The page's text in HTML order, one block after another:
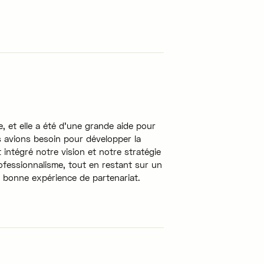
et elle a été d'une grande aide pour
besoin pour développer la
intégré notre vision et notre stratégie
tout en restant sur un
expérience de partenariat.